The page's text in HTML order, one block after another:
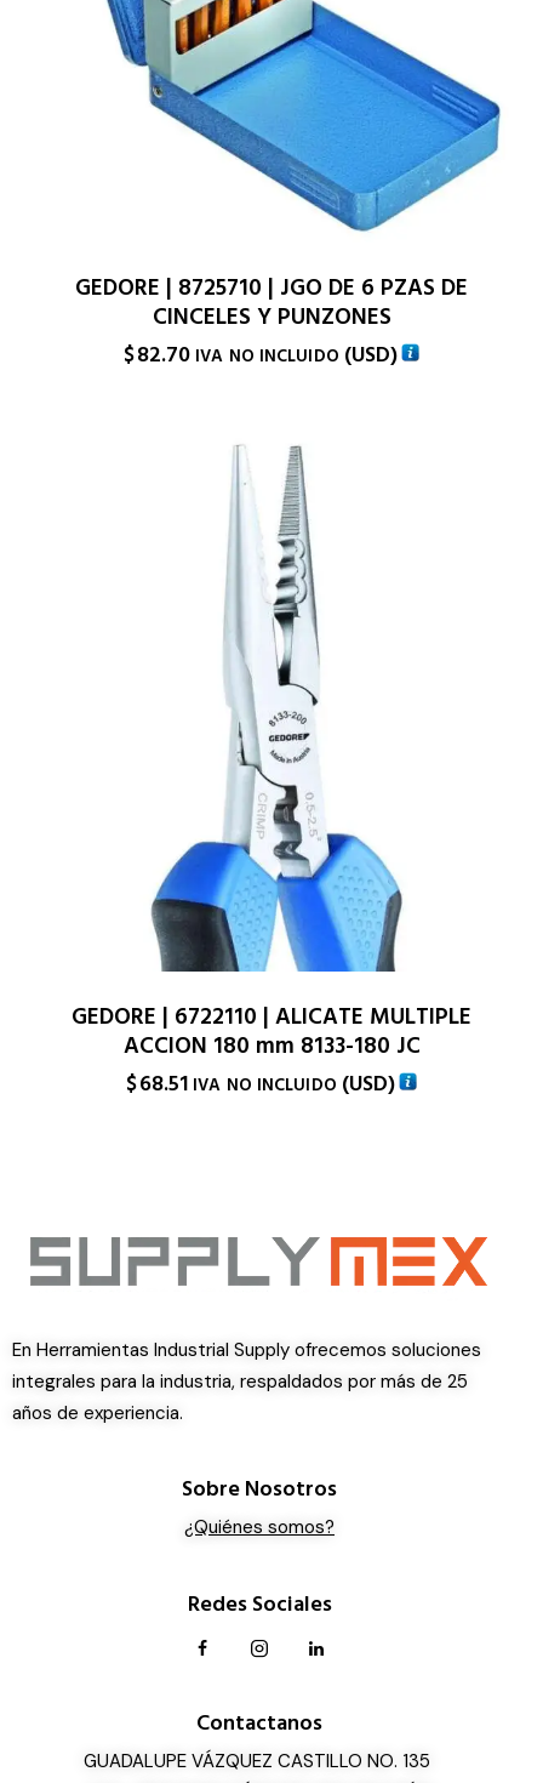
GEDORE | 8725710 | JGO DE 6 PZAS DE
CINCELES Y PUNZONES
$82.70 IVA NO INCLUIDO (USD)
GEDORE | 6722110 | ALICATE MULTIPLE
ACCION 180 mm 8133-180 JC
$68.51 IVA NO INCLUIDO (USD)
En Herramientas Industrial Supply ofrecemos soluciones
integrales para la industria, respaldados por más de 25
años de experiencia.
Sobre Nosotros
¿Quiénes somos?
Redes Sociales
Contactanos
GUADALUPE VÁZQUEZ CASTILLO NO. 135